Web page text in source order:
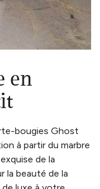
en
bougies Ghost
à partir du marbre
de la
la beauté de la